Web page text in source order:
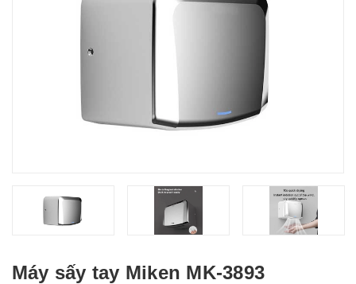
Máy sấy tay Miken MK-3893